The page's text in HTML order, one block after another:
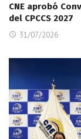
CNE aprobó
del CPCCS 2027
31/07/2026